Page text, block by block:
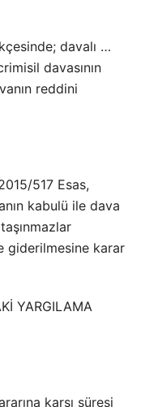
davalı …
davasının
reddini
517 Esas,
kabulü ile dava
giderilmesine karar
YARGILAMA
karşı süresi